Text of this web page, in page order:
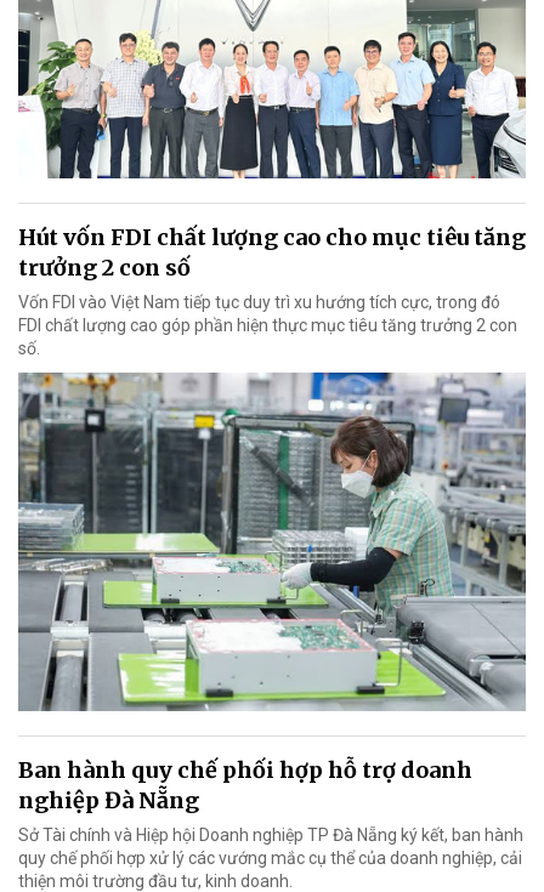
Hút vốn FDI chất lượng cao cho mục tiêu tăng
trưởng 2 con số
Vốn FDI vào Việt Nam tiếp tục duy trì xu hướng tích cực, trong đó
FDI chất lượng cao góp phần hiện thực mục tiêu tăng trưởng 2 con
số.
Ban hành quy chế phối hợp hỗ trợ doanh
nghiệp Đà Nẵng
Sở Tài chính và Hiệp hội Doanh nghiệp TP Đà Nẵng ký kết, ban hành
quy chế phối hợp xử lý các vướng mắc cụ thể của doanh nghiệp, cải
thiện môi trường đầu tư, kinh doanh.